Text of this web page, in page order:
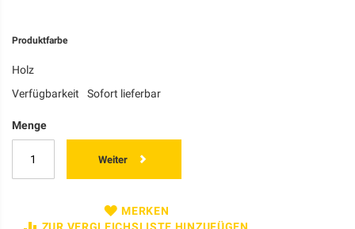
Produktfarbe
Holz
Verfügbarkeit
Sofort lieferbar
Menge
Weiter
MERKEN
ZUR VERGLEICHSLISTE HINZUFÜGEN